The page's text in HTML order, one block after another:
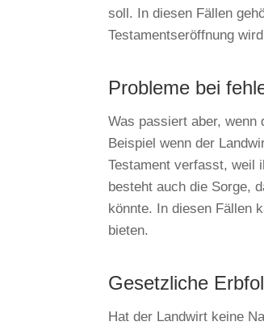
soll. In diesen Fällen
Testamentseröffnung
Probleme bei
Was passiert aber, wenn
Beispiel wenn der
Testament verfasst, weil
besteht auch die Sorge,
könnte. In diesen Fällen
bieten.
Gesetzliche
Hat der Landwirt keine